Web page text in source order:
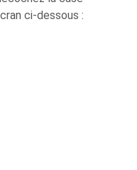
ci-dessous :